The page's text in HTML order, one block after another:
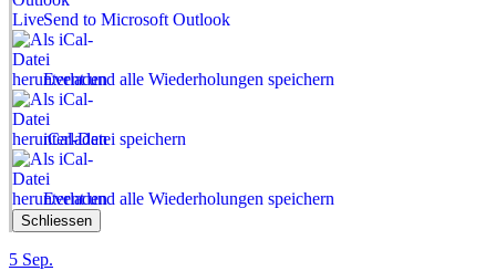
Send to Microsoft Outlook
Event und alle Wiederholungen speichern
iCal-Datei speichern
Event und alle Wiederholungen speichern
Schliessen
5 Sep.